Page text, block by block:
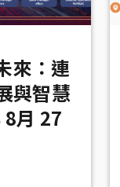
來：連
與智慧
月 27